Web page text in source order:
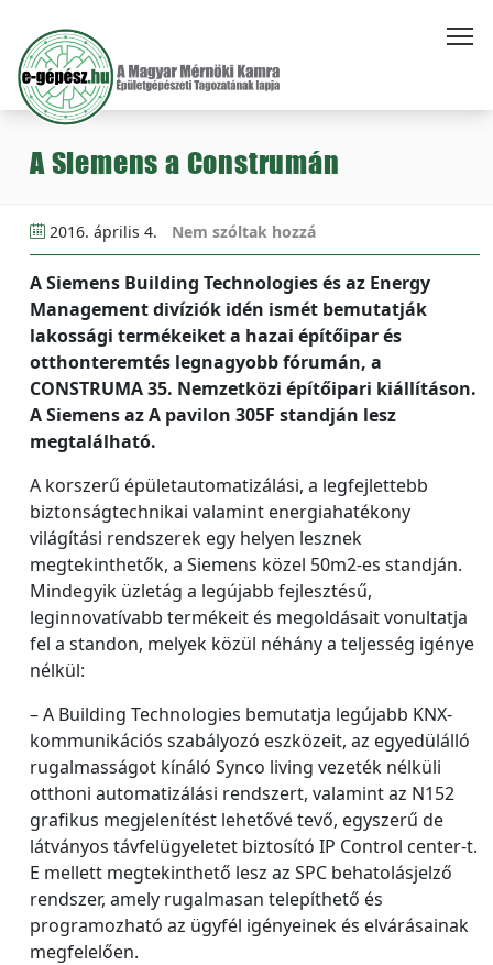
A Siemens a Construmán
2016. április 4. Nem szóltak hozzá
A Siemens Building Technologies és az Energy
Management divíziók idén ismét bemutatják
lakossági termékeiket a hazai építőipar és
otthonteremtés legnagyobb fórumán, a
CONSTRUMA 35. Nemzetközi építőipari kiállításon.
A Siemens az A pavilon 305F standján lesz
megtalálható.
A korszerű épületautomatizálási, a legfejlettebb
biztonságtechnikai valamint energiahatékony
világítási rendszerek egy helyen lesznek
megtekinthetők, a Siemens közel 50m2-es standján.
Mindegyik üzletág a legújabb fejlesztésű,
leginnovatívabb termékeit és megoldásait vonultatja
fel a standon, melyek közül néhány a teljesség igénye
nélkül:
– A Building Technologies bemutatja legújabb KNX-
kommunikációs szabályozó eszközeit, az egyedülálló
rugalmasságot kínáló Synco living vezeték nélküli
otthoni automatizálási rendszert, valamint az N152
grafikus megjelenítést lehetővé tevő, egyszerű de
látványos távfelügyeletet biztosító IP Control center-t.
E mellett megtekinthető lesz az SPC behatolásjelző
rendszer, amely rugalmasan telepíthető és
programozható az ügyfél igényeinek és elvárásainak
megfelelően.